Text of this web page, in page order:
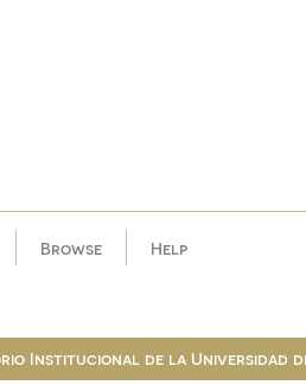
Browse Help
Institucional de la Universidad